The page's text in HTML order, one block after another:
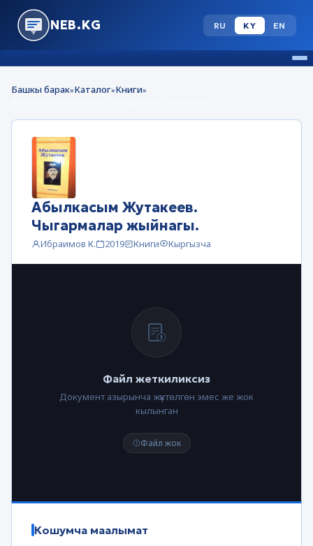
NEB.KG RU KY EN
Башкы барак»Каталог»Книги»
Aбылкасым Жутакеев.
Чыгармалар жыйнагы.
Ибраимов К. 2019 Книги Кыргызча
Файл жеткиликсиз
Документ азырынча жүктөлгөн эмес же жок
кылынган
Файл жок
Кошумча маалымат